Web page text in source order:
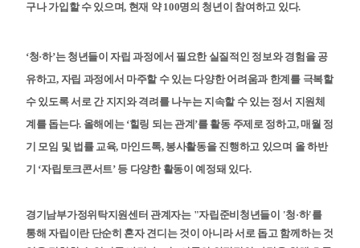
구나 가입할 수 있으며, 현재 약 100명의 청년이 참여하고 있다.
‘청·하’는 청년들이 자립 과정에서 필요한 실질적인 정보와 경험을 공
유하고, 자립 과정에서 마주할 수 있는 다양한 어려움과 한계를 극복할
수 있도록 서로 간 지지와 격려를 나누는 지속할 수 있는 정서 지원체
계를 돕는다. 올해에는 ‘힐링 되는 관계’를 활동 주제로 정하고, 매월 정
기 모임 및 법률 교육, 마인드톡, 봉사활동을 진행하고 있으며 올 하반
기 ‘자립토크콘서트’ 등 다양한 활동이 예정돼 있다.
경기남부가정위탁지원센터 관계자는 "자립준비청년들이 '청·하'를
통해 자립이란 단순히 혼자 견디는 것이 아니라 서로 돕고 함께하는 것